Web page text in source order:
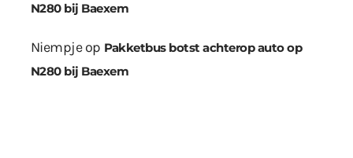
N280 bij Baexem
Niempjeop Pakketbus botst achterop auto op
N280 bij Baexem